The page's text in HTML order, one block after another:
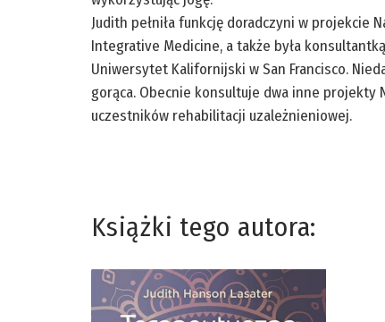
Judith pełniła funkcję doradczyni w projekcie
Integrative Medicine, a także była
Uniwersytet Kalifornijski w San Francisco.
gorąca. Obecnie konsultuje dwa inne projekty
uczestników rehabilitacji uzależnieniowej.
Książki tego autora: